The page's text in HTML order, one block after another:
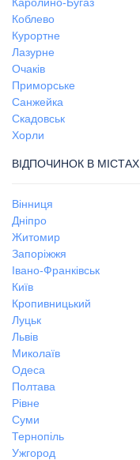
Коблево
Курортне
Лазурне
Очаків
Приморське
Санжейка
Скадовськ
Хорли
ВІДПОЧИНОК В МІСТАХ
Вінниця
Дніпро
Житомир
Запоріжжя
Івано-Франківськ
Київ
Кропивницький
Луцьк
Львів
Миколаїв
Одеса
Полтава
Рівне
Суми
Тернопіль
Ужгород